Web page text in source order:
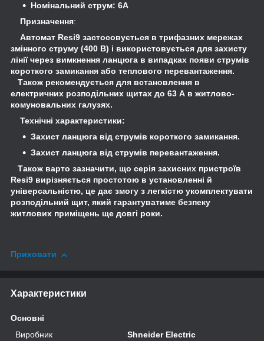
Номінальний струм: 6А
Призначення:
Автомат Resi9 застосовується в трифазних мережах
змінного струму (400 В) і використовується для захисту
лінії через вимкнення ланцюга в випадках появи струмів
короткого замикання або теплового перевантаження.
Також рекомендується для встановлення в
електричних розподільних щитах до 63 А в житлово-
комуновальних галузях.
Технічні характеристики:
Захист ланцюга від струмів короткого замикання.
Захист ланцюга від струмів перевантаження.
Також варто зазначити, що серія захисних пристроїв
Resi9 вирізняється простотою в установленні й
універсальністю, це дає змогу з легкістю укомплектувати
розподільний щит, який гарантуватиме безпеку
житлових приміщень ще довгі роки.
Приховати
Характеристики
Основні
Виробник
Shneider Electric